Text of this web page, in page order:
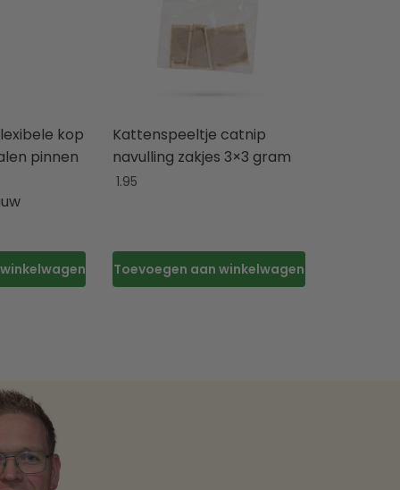
kop
pinnen
Kattenspeeltje catnip
navulling zakjes 3×3 gram
1.95
Toevoegen aan winkelwagen